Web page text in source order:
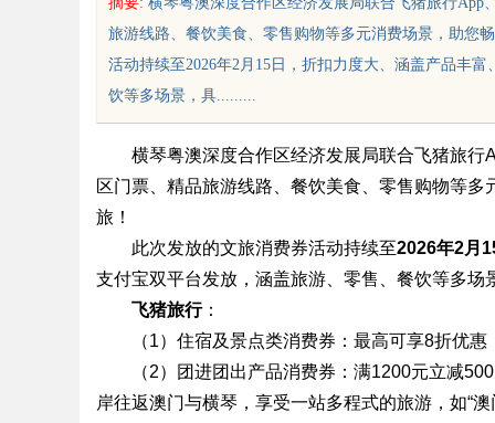
sc
uz
旅游线路、餐饮美食、零售购物等多元消费场景，助您
活动持续至2026年2月15日，折扣力度大、涵盖产品丰
饮等多场景，具.........
横琴粤澳深度合作区经济发展局联合飞猪旅
区门票、精品旅游线路、餐饮美食、零售购物等
旅！
此次发放的文旅消费券活动持续至2026年2月
支付宝双平台发放，涵盖旅游、零售、餐饮等多场
飞猪旅行：
（1）住宿及景点类消费券：最高可享8折优
（2）团进团出产品消费券：满1200元立减
岸往返澳门与横琴，享受一站多程式的旅游，如“
武汉配眼镜 上海配眼镜
发体系全解析